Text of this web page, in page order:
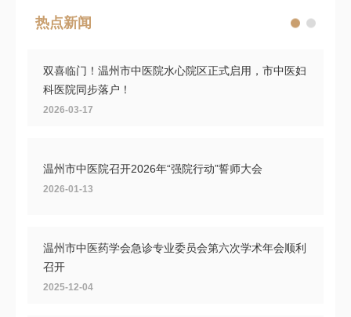
热点新闻
双喜临门！温州市中医院水心院区正式启用，市中医妇
科医院同步落户！
2026-03-17
温州市中医院召开2026年“强院行动”誓师大会
2026-01-13
温州市中医药学会急诊专业委员会第六次学术年会顺利
召开
2025-12-04